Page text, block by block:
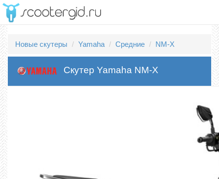
Новые скутеры Yamaha Средние NM-X
Скутер Yamaha NM-X